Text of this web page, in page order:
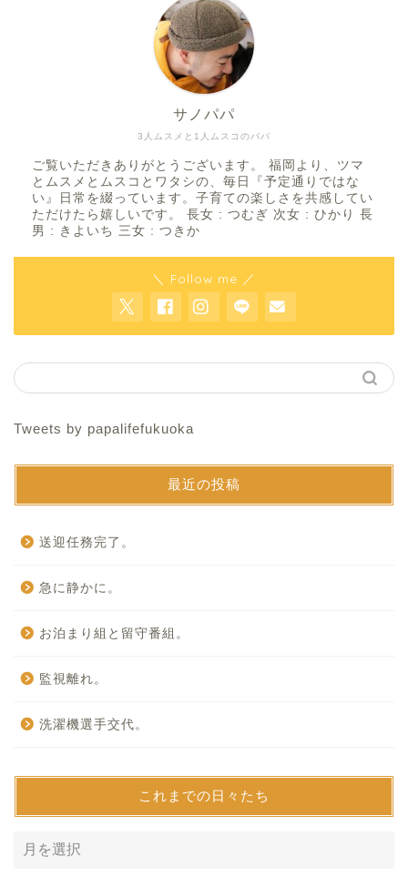
3人ムスメと1人ムスコのパパ
サノパパ
ご覧いただきありがとうございます。 福岡より、ツマ
とムスメとムスコとワタシの、毎日『予定通りではな
い』日常を綴っています。子育ての楽しさを共感してい
ただけたら嬉しいです。 長女 : つむぎ 次女 : ひかり 長
男 : きよいち 三女 : つきか
＼ Follow me ／
Tweets by papalifefukuoka
最近の投稿
送迎任務完了。
急に静かに。
お泊まり組と留守番組。
監視離れ。
洗濯機選手交代。
これまでの日々たち